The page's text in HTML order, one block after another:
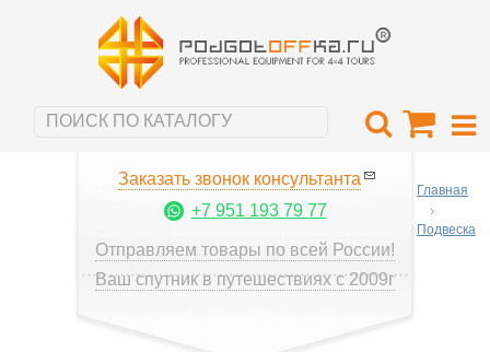
Заказать звонок консультанта
+7 951 193 79 77
Отправляем товары по всей России!
Ваш спутник в путешествиях с 2009г
Главная
Подвеска